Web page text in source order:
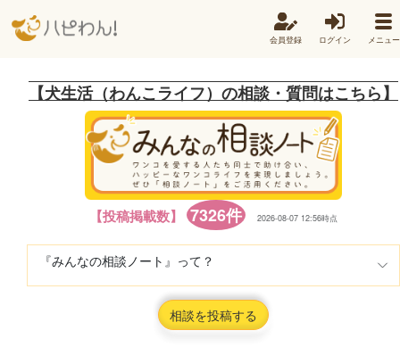
会員登録 ログイン メニュー
【犬生活（わんこライフ）の相談・質問はこちら】
【投稿掲載数】 7326件 2026-08-07 12:56時点
『みんなの相談ノート』って？
相談を投稿する